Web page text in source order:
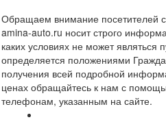
Обращаем внимание посетителей
amina-auto.ru носит строго
каких условиях не может являться
определяется положениями
получения всей подробной
ценах обращайтесь к нам с
телефонам, указанным на сайте.